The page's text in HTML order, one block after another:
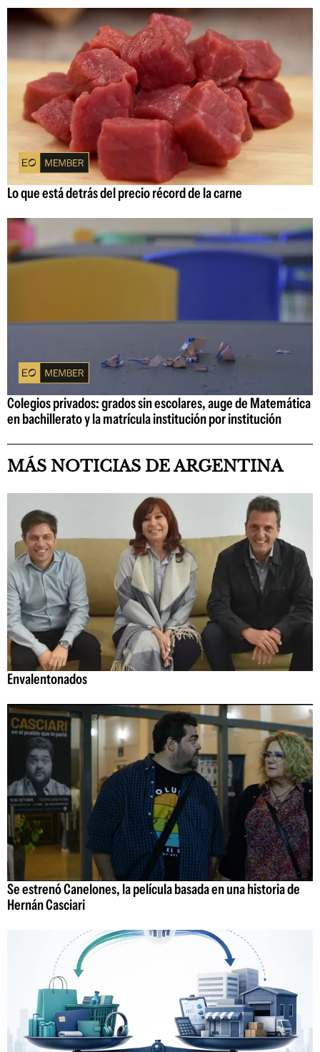
Lo que está detrás del precio récord de la carne
Colegios privados: grados sin escolares, auge de Matemática
en bachillerato y la matrícula institución por institución
MÁS NOTICIAS DE ARGENTINA
Envalentonados
Se estrenó Canelones, la película basada en una historia de
Hernán Casciari